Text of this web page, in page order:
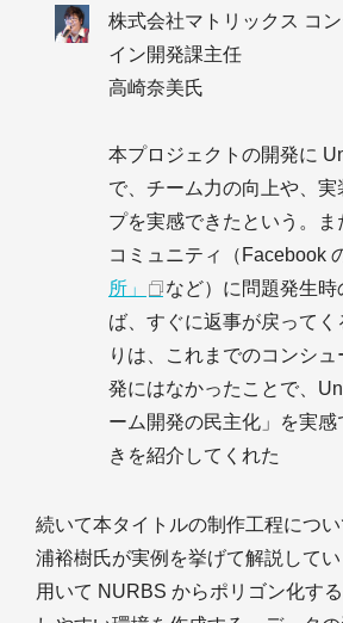
株式会社マトリックス コ
イン開発課主任
高崎奈美氏
本プロジェクトの開発に
で、チーム力の向上や、実
プを実感できたという。
コミュニティ（Facebook
所」
など）に問題発生
ば、すぐに返事が戻って
りは、これまでのコンシ
発にはなかったことで、
ーム開発の民主化」を実
きを紹介してくれた
続いて本タイトルの制作工程につ
浦裕樹氏が実例を挙げて解説して
用いて NURBS からポリゴン化す